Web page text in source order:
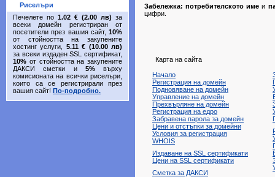
Риселъри
Печелете по 1.02 € (2.00 лв) за
всеки домейн регистриран от
посетители през вашия сайт, 10%
от стойността на закупените
хостинг услуги, 5.11 € (10.00 лв)
за всеки издаден SSL сертификат,
10% от стойността на закупените
ДАКСИ сметки и 5%върху
комисионата на всички риселъри,
които са се регистрирали през
вашия сайт! По-подробно.
Забележка: потребителското име и
цифри.
Карта на сайта
Начало
Регистрация на домейн
Подновяване на домейн
Управление на домейн
Прехвърляне на домейн
Регистрация на едро
Забравена парола за домейн
Цени и отстъпки за домейни
Условия за регистрация
WHOIS
Издаване на SSL сертификати
Цени на SSL сертификати
Сметка за ДАКСИ